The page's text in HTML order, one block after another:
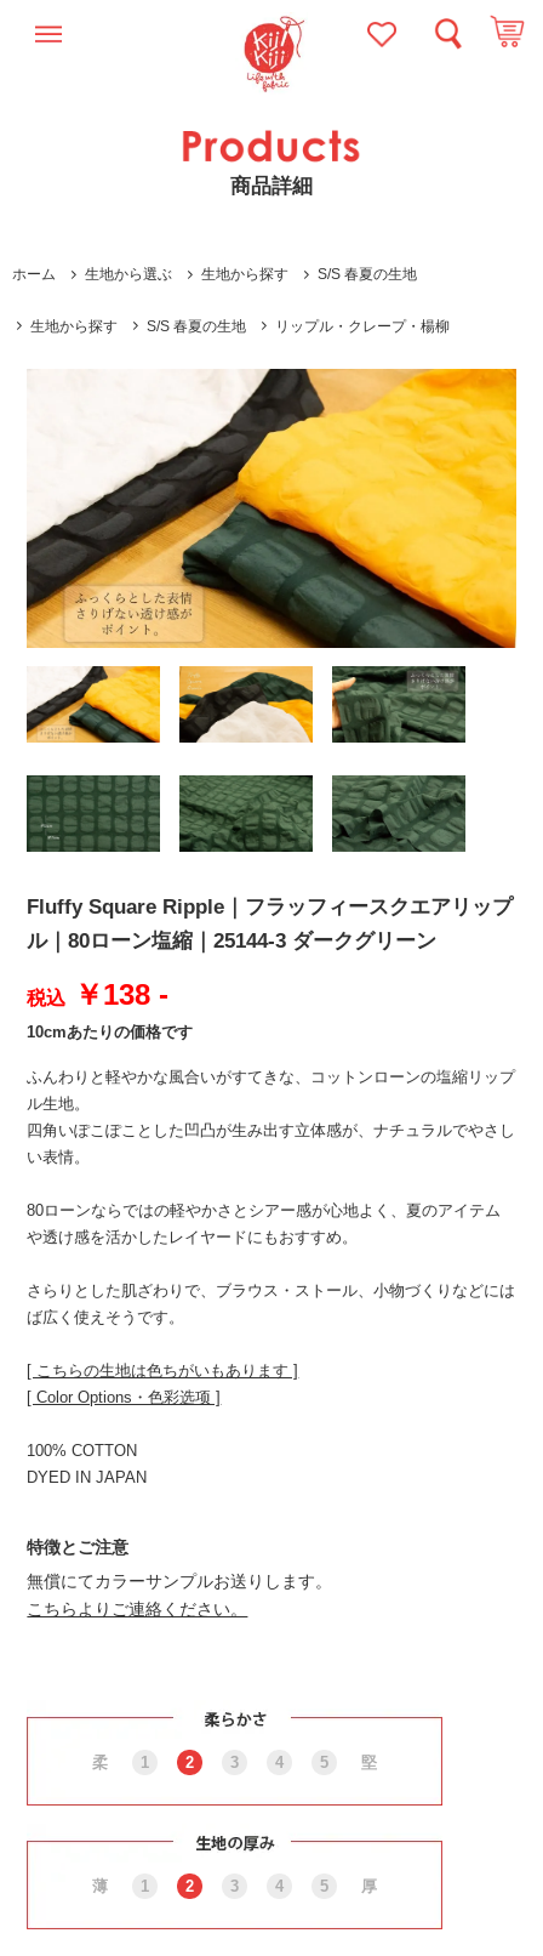
商品詳細
ホーム 生地から選ぶ 生地から探す S/S 春夏の生地
生地から探す S/S 春夏の生地 リップル・クレープ・楊柳
Fluffy Square Ripple｜フラッフィースクエアリップ
ル｜80ローン塩縮｜25144-3 ダークグリーン
税込 ￥138 -
10cmあたりの価格です
ふんわりと軽やかな風合いがすてきな、コットンローンの塩縮リップ
ル生地。
四角いぽこぽことした凹凸が生み出す立体感が、ナチュラルでやさし
い表情。
80ローンならではの軽やかさとシアー感が心地よく、夏のアイテム
や透け感を活かしたレイヤードにもおすすめ。
さらりとした肌ざわりで、ブラウス・ストール、小物づくりなどには
ば広く使えそうです。
[ こちらの生地は色ちがいもあります ]
[ Color Options・色彩选项 ]
100% COTTON
DYED IN JAPAN
特徴とご注意
無償にてカラーサンプルお送りします。
こちらよりご連絡ください。
柔 1 2 3 4 5 堅
薄 1 2 3 4 5 厚